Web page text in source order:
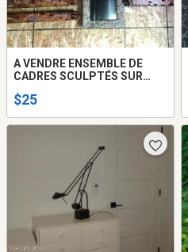
A VENDRE ENSEMBLE DE
CADRES SCULPTÉS SUR
$25